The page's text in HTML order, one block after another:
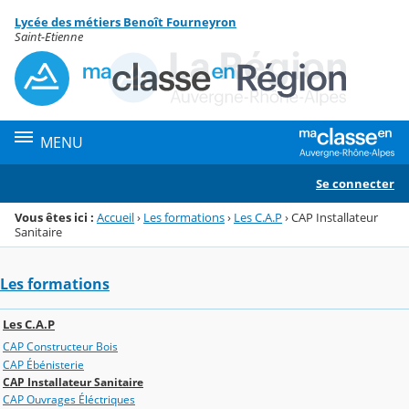
Menu de la rubrique
Contenu
Lycée des métiers Benoît Fourneyron
Saint-Etienne
MENU
Se connecter
Vous êtes ici : Accueil› Les formations› Les C.A.P ›CAP Installateur
Sanitaire
Les formations
Les C.A.P
CAP Constructeur Bois
CAP Ébénisterie
CAP Installateur Sanitaire
CAP Ouvrages Éléctriques